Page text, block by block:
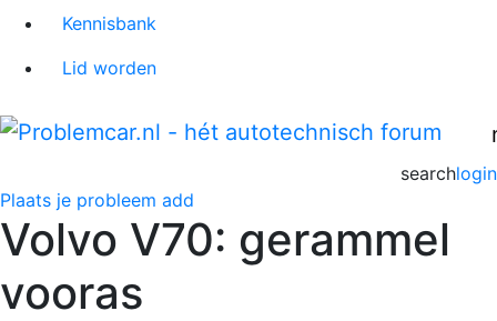
Kennisbank
Lid worden
login
search
Plaats je probleem add
Volvo V70: gerammel
vooras